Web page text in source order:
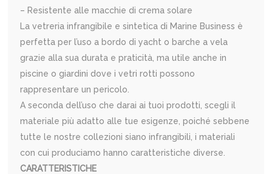
– Resistente alle macchie di crema solare
La vetreria infrangibile e sintetica di Marine Business è
perfetta per l’uso a bordo di yacht o barche a vela
grazie alla sua durata e praticità, ma utile anche in
piscine o giardini dove i vetri rotti possono
rappresentare un pericolo.
A seconda dell’uso che darai ai tuoi prodotti, scegli il
materiale più adatto alle tue esigenze, poiché sebbene
tutte le nostre collezioni siano infrangibili, i materiali
con cui produciamo hanno caratteristiche diverse.
CARATTERISTICHE